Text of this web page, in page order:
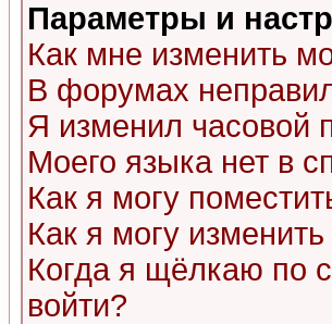
Параметры и
Как мне изменить
В форумах
Я изменил часовой
Моего языка нет в
Как я могу
Как я могу
Когда я щёлкаю по
войти?